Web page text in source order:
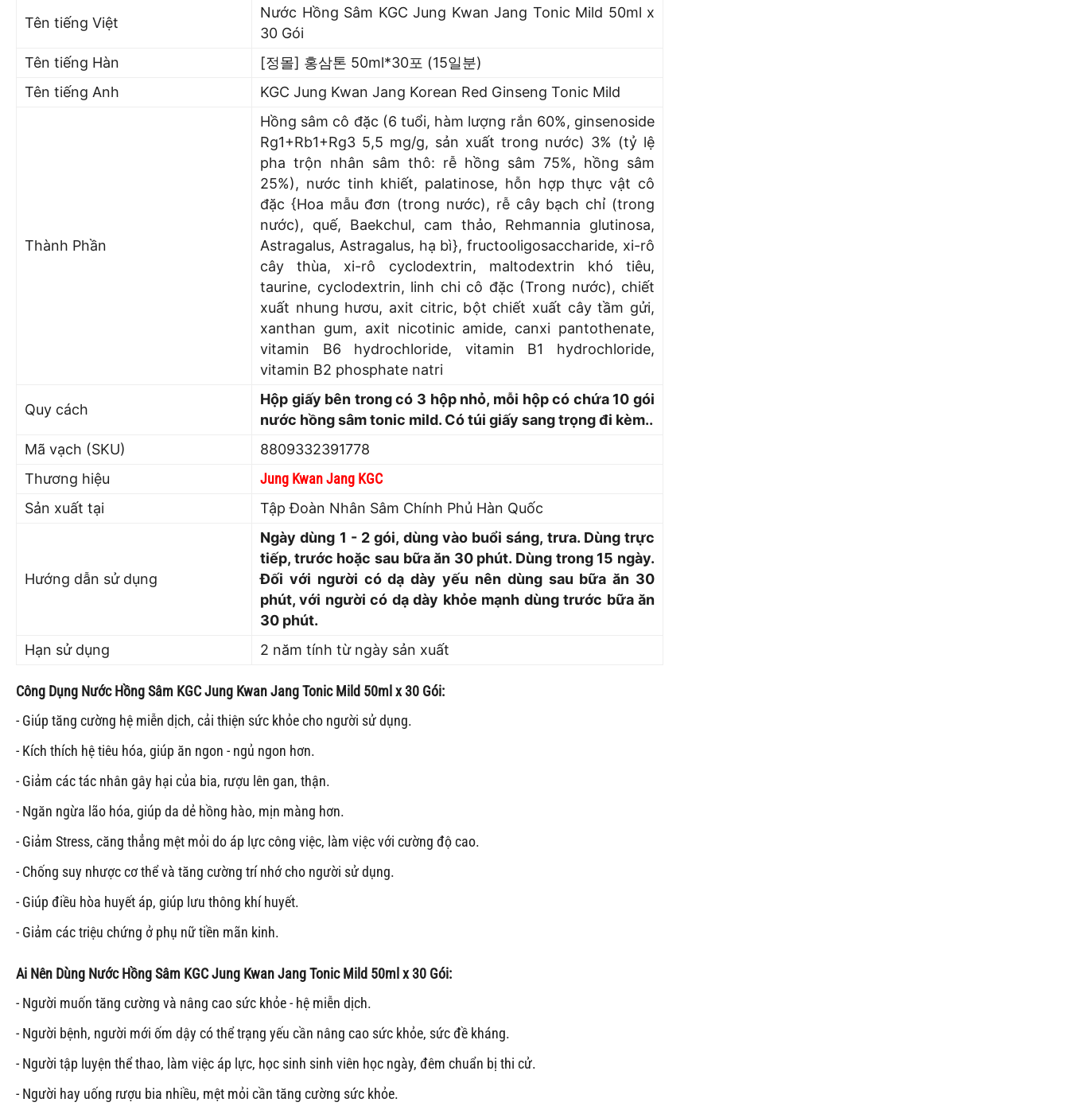
Tên tiếng Việt
Nước Hồng Sâm KGC Jung Kwan Jang Tonic Mild 50ml x
30 Gói
Tên tiếng Hàn
[정몰] 홍삼톤 50ml*30포 (15일분)
Tên tiếng Anh
KGC Jung Kwan Jang Korean Red Ginseng Tonic Mild
Thành Phần
Hồng sâm cô đặc (6 tuổi, hàm lượng rắn 60%, ginsenoside
Rg1+Rb1+Rg3 5,5 mg/g, sản xuất trong nước) 3% (tỷ lệ
pha trộn nhân sâm thô: rễ hồng sâm 75%, hồng sâm
25%), nước tinh khiết, palatinose, hỗn hợp thực vật cô
đặc {Hoa mẫu đơn (trong nước), rễ cây bạch chỉ (trong
nước), quế, Baekchul, cam thảo, Rehmannia glutinosa,
Astragalus, Astragalus, hạ bì}, fructooligosaccharide, xi-rô
cây thùa, xi-rô cyclodextrin, maltodextrin khó tiêu,
taurine, cyclodextrin, linh chi cô đặc (Trong nước), chiết
xuất nhung hươu, axit citric, bột chiết xuất cây tầm gửi,
xanthan gum, axit nicotinic amide, canxi pantothenate,
vitamin B6 hydrochloride, vitamin B1 hydrochloride,
vitamin B2 phosphate natri
Quy cách
Hộp giấy bên trong có 3 hộp nhỏ, mỗi hộp có chứa 10 gói
nước hồng sâm tonic mild. Có túi giấy sang trọng đi kèm..
Mã vạch (SKU)
8809332391778
Thương hiệu
Jung Kwan Jang KGC
Sản xuất tại
Tập Đoàn Nhân Sâm Chính Phủ Hàn Quốc
Hướng dẫn sử dụng
Ngày dùng 1 - 2 gói, dùng vào buổi sáng, trưa. Dùng trực
tiếp, trước hoặc sau bữa ăn 30 phút. Dùng trong 15 ngày.
Đối với người có dạ dày yếu nên dùng sau bữa ăn 30
phút, với người có dạ dày khỏe mạnh dùng trước bữa ăn
30 phút.
Hạn sử dụng
2 năm tính từ ngày sản xuất
Công Dụng Nước Hồng Sâm KGC Jung Kwan Jang Tonic Mild 50ml x 30 Gói:
- Giúp tăng cường hệ miễn dịch, cải thiện sức khỏe cho người sử dụng.
- Kích thích hệ tiêu hóa, giúp ăn ngon - ngủ ngon hơn.
- Giảm các tác nhân gây hại của bia, rượu lên gan, thận.
- Ngăn ngừa lão hóa, giúp da dẻ hồng hào, mịn màng hơn.
- Giảm Stress, căng thẳng mệt mỏi do áp lực công việc, làm việc với cường độ cao.
- Chống suy nhược cơ thể và tăng cường trí nhớ cho người sử dụng.
- Giúp điều hòa huyết áp, giúp lưu thông khí huyết.
- Giảm các triệu chứng ở phụ nữ tiền mãn kinh.
Ai Nên Dùng Nước Hồng Sâm KGC Jung Kwan Jang Tonic Mild 50ml x 30 Gói:
- Người muốn tăng cường và nâng cao sức khỏe - hệ miễn dịch.
- Người bệnh, người mới ốm dậy có thể trạng yếu cần nâng cao sức khỏe, sức đề kháng.
- Người tập luyện thể thao, làm việc áp lực, học sinh sinh viên học ngày, đêm chuẩn bị thi cử.
- Người hay uống rượu bia nhiều, mệt mỏi cần tăng cường sức khỏe.